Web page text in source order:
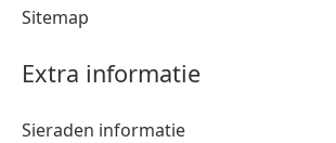
Sitemap
Extra informatie
Sieraden informatie